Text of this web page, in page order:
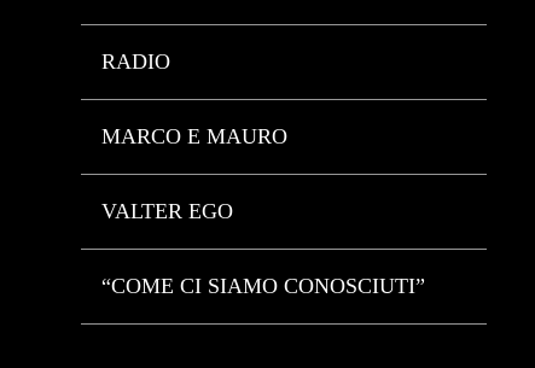
RADIO
MARCO E MAURO
VALTER EGO
“COME CI SIAMO CONOSCIUTI”